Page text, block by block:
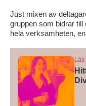
Just mixen av
gruppen som bidrar
hela verksamheten,
Läs